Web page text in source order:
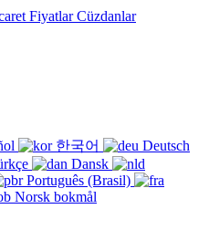
FiyatlarCüzdanlar
한국어
Deutsch
Dansk
Português (Brasil)
Norsk bokmål